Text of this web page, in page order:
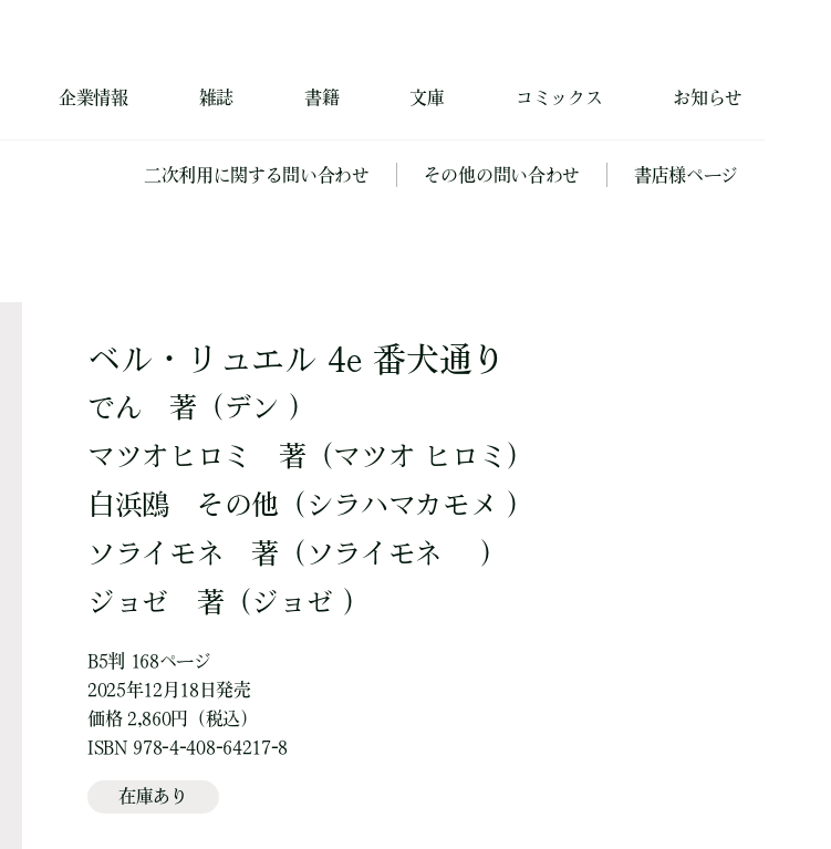
企業情報 雑誌 書籍 文庫 コミックス お知らせ
二次利用に関する問い合わせ その他の問い合わせ 書店様ページ
ベル・リュエル 4e 番犬通り
でん 著 （デン ）
マツオヒロミ
著 （マツオ ヒロミ）
白浜鴎
その他 （シラハマカモメ ）
ソライモネ
著 （ソライモネ ）
ジョゼ
著 （ジョゼ ）
B5判 168ページ
2025年12月18日発売
価格 2,860円（税込）
ISBN 978-4-408-64217-8
在庫あり